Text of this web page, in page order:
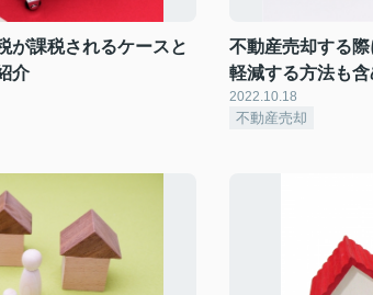
が課税されるケースと
介
不動産売却する
軽減する方法も
2022.10.18
不動産売却